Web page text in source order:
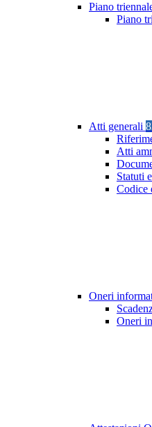
Piano
Piano
Atti generali
Atti
Statuti
Codice
Oneri
Oneri